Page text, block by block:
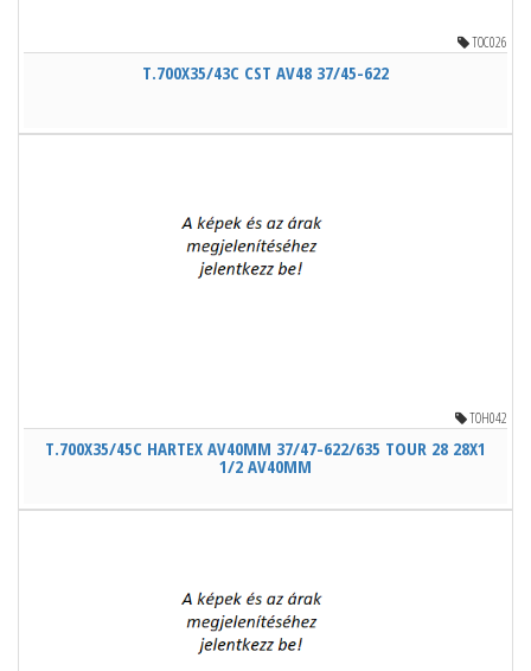
TOC026
T.700X35/43C CST AV48 37/45-622
TOH042
T.700X35/45C HARTEX AV40MM 37/47-622/635 TOUR 28 28X1
1/2 AV40MM